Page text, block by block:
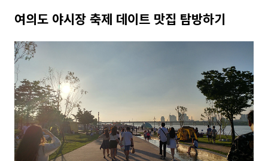
여의도 야시장 축제 데이트 맛집 탐방하기